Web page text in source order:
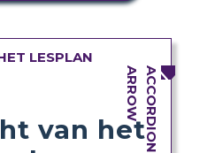
LESPLAN
van het